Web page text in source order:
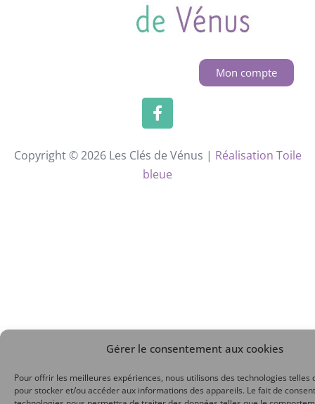
Gérer le consentement aux cookies
Pour offrir les meilleures expériences, nous utilisons des technologies telles
pour stocker et/ou accéder aux informations des appareils. Le fait de
Mon compte
Copyright © 2026 Les Clés de Vénus | Réalisation Toile
bleue